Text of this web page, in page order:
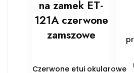
na zamek ET-
121A czerwone
zamszowe
Czerwone etui okularowe